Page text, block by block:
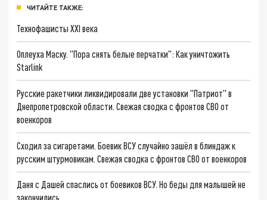
ЧИТАЙТЕ ТАКЖЕ:
Технофашисты XXI века
Оплеуха Маску. "Пора снять белые перчатки": Как уничтожить
Starlink
Русские ракетчики ликвидировали две установки "Патриот" в
Днепропетровской области. Свежая сводка с фронтов СВО от
военкоров
Сходил за сигаретами. Боевик ВСУ случайно зашёл в блиндаж к
русским штурмовикам. Свежая сводка с фронтов СВО от военкоров
Даня с Дашей спаслись от боевиков ВСУ. Но беды для малышей не
закончились